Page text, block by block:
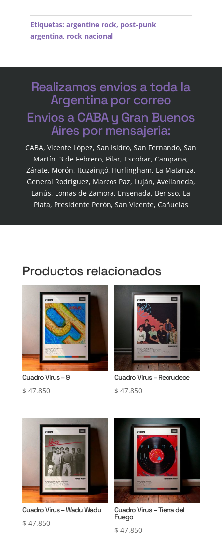
Etiquetas: argentine rock, post-punk
argentina, rock nacional
Realizamos envios a toda la
Argentina por correo
Envios a CABA y Gran Buenos
Aires por mensajeria:
CABA, Vicente López, San Isidro, San Fernando, San
Martín, 3 de Febrero, Pilar, Escobar, Campana,
Zárate, Morón, Ituzaingó, Hurlingham, La Matanza,
General Rodríguez, Marcos Paz, Luján, Avellaneda,
Lanús, Lomas de Zamora, Ensenada, Berisso, La
Plata, Presidente Perón, San Vicente, Cañuelas
Productos relacionados
Cuadro Virus – 9
$ 47.850
Cuadro Virus – Recrudece
$ 47.850
Cuadro Virus – Wadu Wadu
$ 47.850
Cuadro Virus – Tierra del
Fuego
$ 47.850